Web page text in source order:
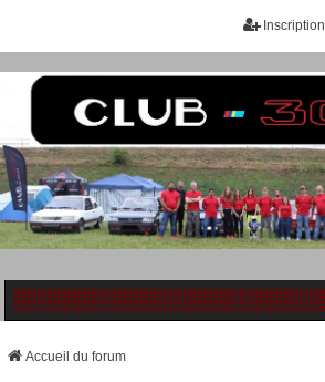
Inscription
Accueil du forum